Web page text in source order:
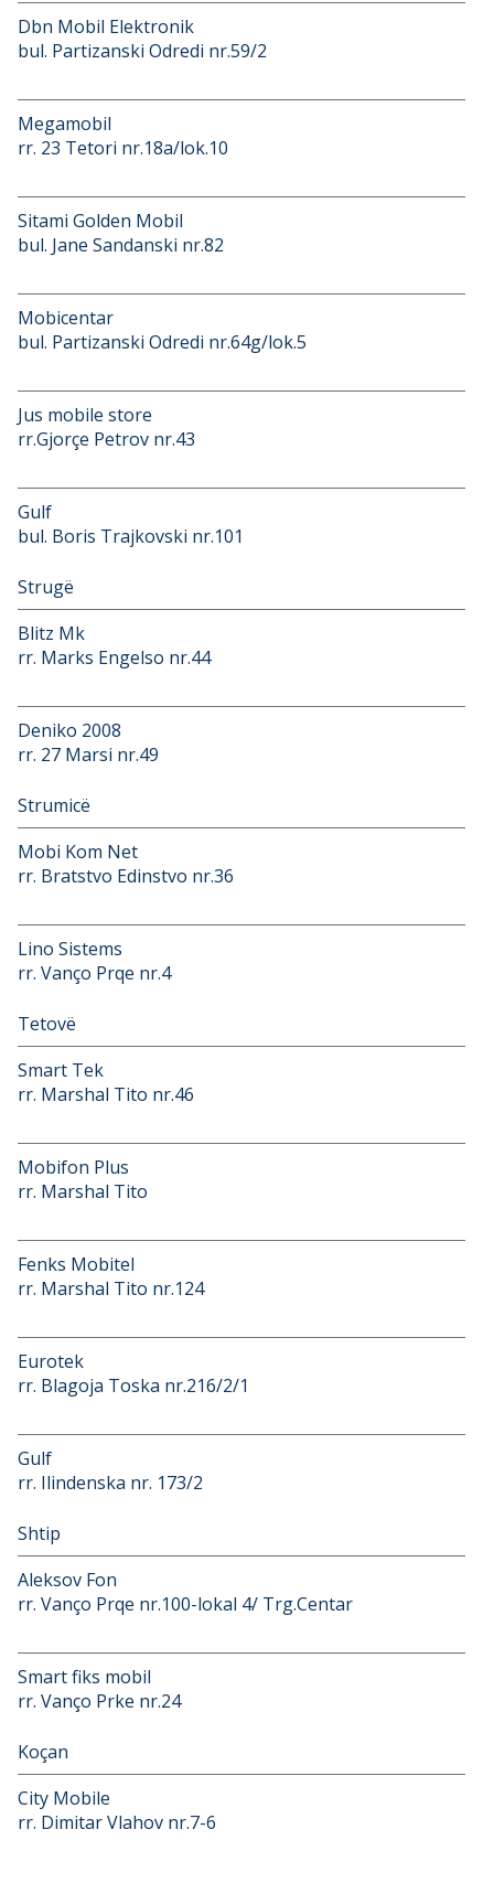
Dbn Mobil Elektronik
bul. Partizanski Odredi nr.59/2
Megamobil
rr. 23 Tetori nr.18a/lok.10
Sitami Golden Mobil
bul. Jane Sandanski nr.82
Mobicentar
bul. Partizanski Odredi nr.64g/lok.5
Jus mobile store
rr.Gjorçe Petrov nr.43
Gulf
bul. Boris Trajkovski nr.101
Strugë
Blitz Mk
rr. Marks Engelso nr.44
Deniko 2008
rr. 27 Marsi nr.49
Strumicë
Mobi Kom Net
rr. Bratstvo Edinstvo nr.36
Lino Sistems
rr. Vanço Prqe nr.4
Tetovë
Smart Tek
rr. Marshal Tito nr.46
Mobifon Plus
rr. Marshal Tito
Fenks Mobitel
rr. Marshal Tito nr.124
Eurotek
rr. Blagoja Toska nr.216/2/1
Gulf
rr. Ilindenska nr. 173/2
Shtip
Aleksov Fon
rr. Vanço Prqe nr.100-lokal 4/ Trg.Centar
Smart fiks mobil
rr. Vanço Prke nr.24
Koçan
City Mobile
rr. Dimitar Vlahov nr.7-6